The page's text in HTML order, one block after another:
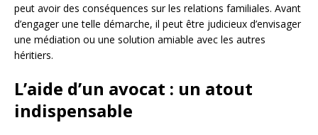
peut avoir des conséquences sur les relations familiales. Avant
d’engager une telle démarche, il peut être judicieux d’envisager
une médiation ou une solution amiable avec les autres
héritiers.
L’aide d’un avocat : un atout
indispensable